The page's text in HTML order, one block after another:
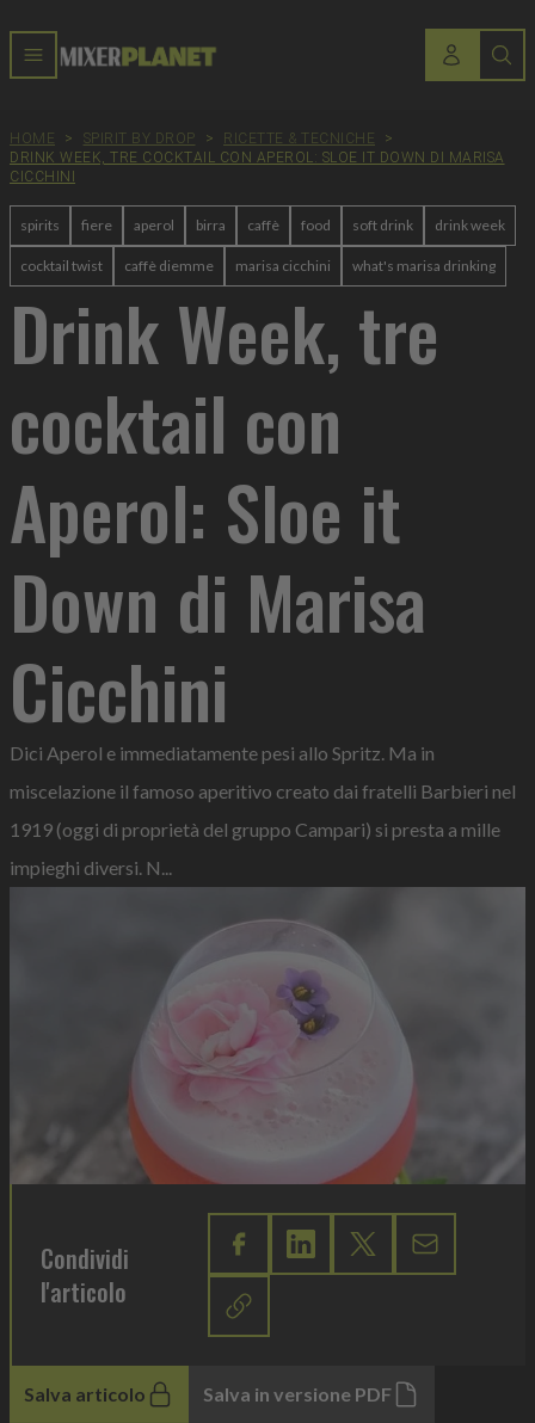
HOME > SPIRIT BY DROP > RICETTE & TECNICHE
>
DRINK WEEK, TRE COCKTAIL CON APEROL: SLOE IT DOWN DI MARISA
CICCHINI
spirits fiere aperol birra caffè food soft drink drink week
cocktail twist caffè diemme marisa cicchini what's marisa drinking
Drink Week, tre
cocktail con
Aperol: Sloe it
Down di Marisa
Cicchini
Dici Aperol e immediatamente pesi allo Spritz. Ma in
miscelazione il famoso aperitivo creato dai fratelli Barbieri nel
1919 (oggi di proprietà del gruppo Campari) si presta a mille
impieghi diversi. N...
Condividi
l'articolo
Salva articolo Salva in versione PDF